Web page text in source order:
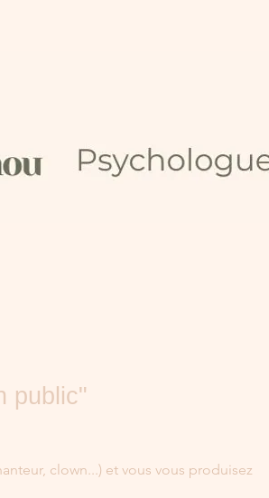
public"
clown...) et vous vous produisez